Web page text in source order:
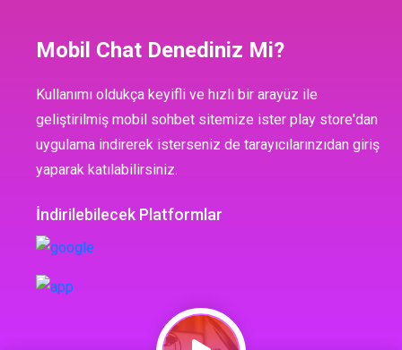
Mobil Chat Denediniz Mi?
Kullanımı oldukça keyifli ve hızlı bir arayüz ile
geliştirilmiş mobil sohbet sitemize ister play store'dan
uygulama indirerek isterseniz de tarayıcılarınzıdan giriş
yaparak katılabilirsiniz.
İndirilebilecek Platformlar